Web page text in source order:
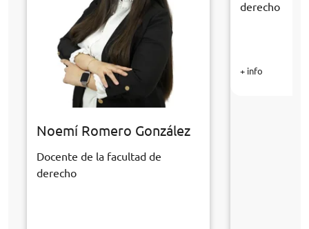
Noemí Romero González
Docente de la facultad de
derecho
derecho
+ info